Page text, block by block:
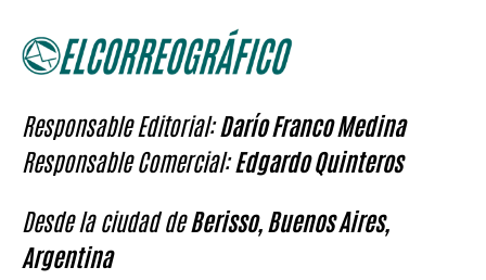
Responsable Editorial:Darío Franco Medina
Responsable Comercial:Edgardo Quinteros
Desde la ciudad deBerisso, Buenos Aires,
Argentina